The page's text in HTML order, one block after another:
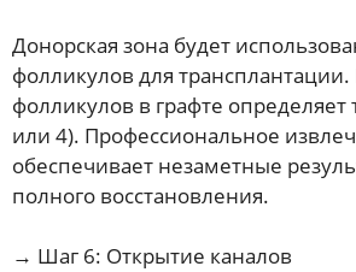
Донорская зона будет
фолликулов для трансплантации.
фолликулов в графте определяет
или 4). Профессиональное
обеспечивает незаметные
полного восстановления.
→ Шаг 6: Открытие каналов